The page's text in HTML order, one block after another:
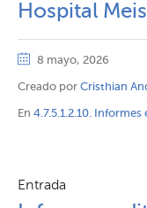
Hospital
8 mayo, 2026
Creado por Cristhian
En 4.7.5.1.2.10.
Entrada